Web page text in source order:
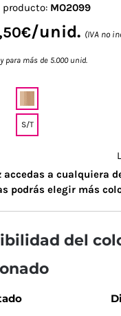
producto: MO2099
€/unid. (IVA no
para más de 5.000 unid.
S/T
accedas a cualquiera
podrás elegir más
del